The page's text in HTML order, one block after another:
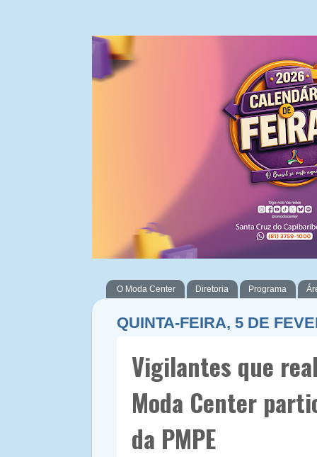
O Moda Center Diretoria Programa
QUINTA-FEIRA, 5 DE
Vigilantes que
Moda Center
da PMPE